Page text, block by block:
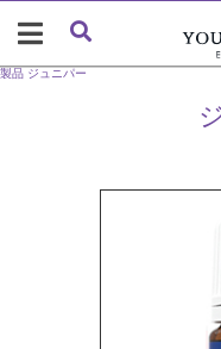
製品 ジュニパー